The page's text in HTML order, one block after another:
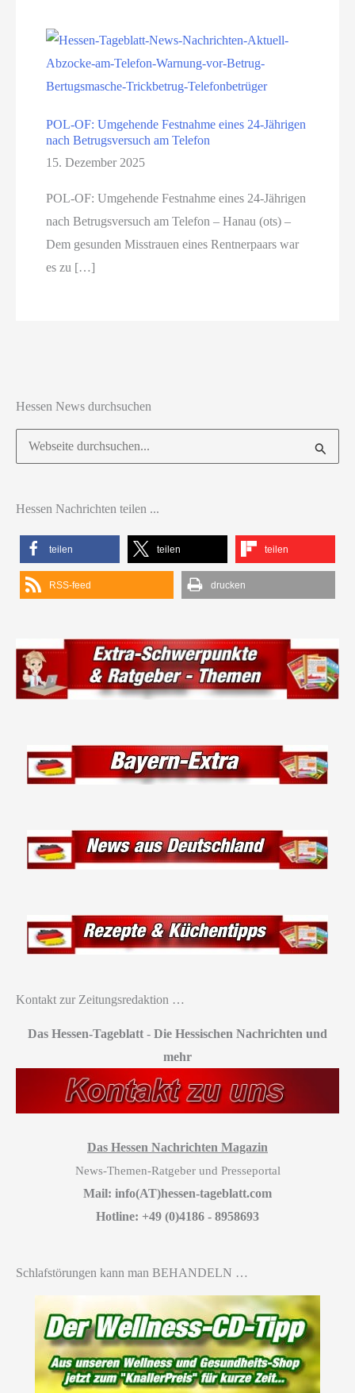
POL-OF: Umgehende Festnahme eines 24-Jährigen
nach Betrugsversuch am Telefon
15. Dezember 2025
POL-OF: Umgehende Festnahme eines 24-Jährigen
nach Betrugsversuch am Telefon – Hanau (ots) –
Dem gesunden Misstrauen eines Rentnerpaars war
es zu […]
Hessen News durchsuchen
Suchen
nach:
Hessen Nachrichten teilen ...
teilen teilen teilen
RSS-feed drucken
Kontakt zur Zeitungsredaktion …
Das Hessen-Tageblatt - Die Hessischen Nachrichten und
mehr
Das Hessen Nachrichten Magazin
News-Themen-Ratgeber und Presseportal
Mail: info(AT)hessen-tageblatt.com
Hotline: +49 (0)4186 - 8958693
Schlafstörungen kann man BEHANDELN …